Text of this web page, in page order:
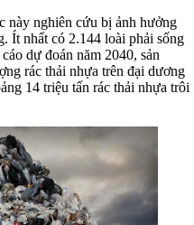
này nghiên cứu bị ảnh hưởng
Ít nhất có 2.144 loài phải sống
dự đoán năm 2040, sản
rác thải nhựa trên đại dương
14 triệu tấn rác thải nhựa trôi